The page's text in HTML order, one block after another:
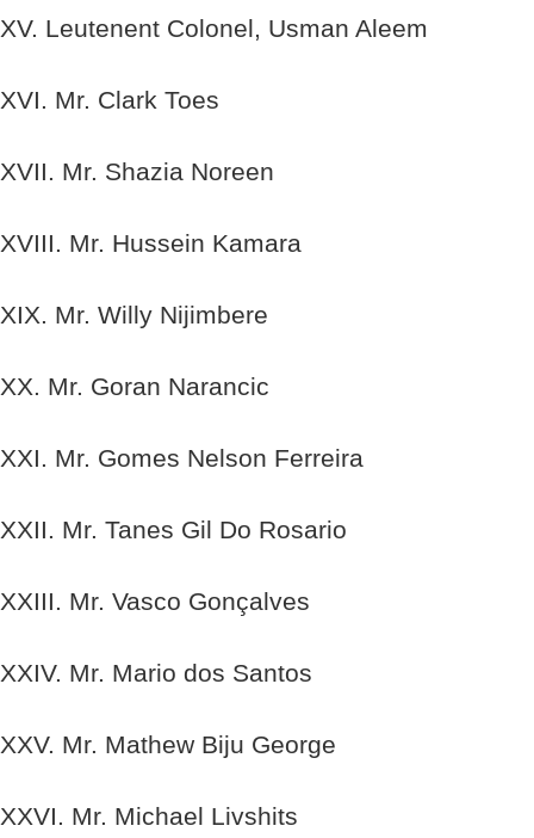
XV. Leutenent Colonel, Usman Aleem
XVI. Mr. Clark Toes
XVII. Mr. Shazia Noreen
XVIII. Mr. Hussein Kamara
XIX. Mr. Willy Nijimbere
XX. Mr. Goran Narancic
XXI. Mr. Gomes Nelson Ferreira
XXII. Mr. Tanes Gil Do Rosario
XXIII. Mr. Vasco Gonçalves
XXIV. Mr. Mario dos Santos
XXV. Mr. Mathew Biju George
XXVI. Mr. Michael Livshits